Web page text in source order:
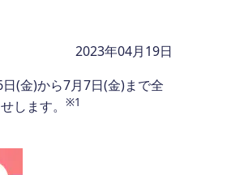
2023年04月19日
(金)から7月7日(金)まで全
します。
※1